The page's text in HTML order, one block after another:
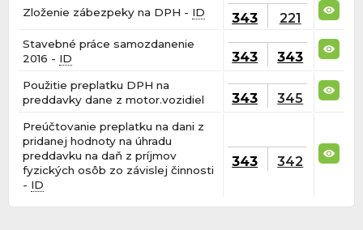
Zloženie zábezpeky na DPH - ID 343 221
Stavebné práce samozdanenie
2016 - ID 343 343
Použitie preplatku DPH na
preddavky dane z motor.vozidiel
343 345
Preúčtovanie preplatku na dani z
pridanej hodnoty na úhradu
preddavku na daň z príjmov
fyzických osôb zo závislej činnosti
- ID
343 342